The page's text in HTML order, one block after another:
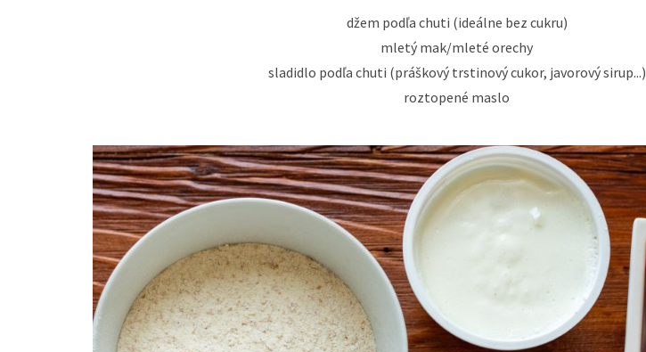
džem podľa chuti (ideálne bez cukru)
mletý mak/mleté orechy
sladidlo podľa chuti (práškový trstinový cukor, javorový sirup...)
roztopené maslo